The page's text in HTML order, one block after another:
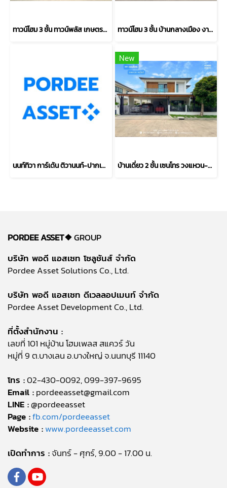
ทาวน์โฮม 3 ชั้น ทาวน์พลัส เกษตร-นวมินทร์ หลังริม (ขนาด 28 ตร.ว.) ถ.คลองลำเจียก แขวงนวลจันทร์ เขตบึงกุ่ม กรุงเทพมหานคร : Towmplus Keset-Nawamin ทาวน์โฮม 3 ชั้น บ้านกลางเมือง งามวงศ์วาน (ขนาด 18 ตร.ว.) งามวงศ์วาน 47 แยก 6 (ซ.ชินเขต 2/6) ใกล้การไฟฟ้าส่วนภูมิภาค(สำนักงานใหญ่) หลักสี่ กทม. : Baan Klang Muang Ngamwongwan
นนท์ทิวา การ์เด้น ติวานนท์-ปากเกร็ด37 ตรงข้าม รร.พระหฤทัยนนทบุรี ใกล้แยกสวนสมเด็จฯ ศรีสมาน : Nontiwa Garden
New
บ้านเดี่ยว 2 ชั้น เซนโทร วงแหวน-จตุโชติ (ขนาด 59 ตร.ว.) เดินทางง่าย ใกล้ทางด่วนนิดเดียว สามวาตะวันตก คลองสามวา กทม. : Centro Wongwaen-Chatuchot
PORDEE ASSET❖GROUP
บริษัท พอดี แอสเซท โซลูชันส์ จำกัด
Pordee Asset Solutions Co., Ltd.
บริษัท พอดี แอสเซท ดีเวลลอปเมนท์ จำกัด
Pordee Asset Development Co., Ltd.
ที่ตั้งสำนักงาน :
เลขที่ 101 หมู่บ้าน โฮมเพลส สแควร์ วัน
หมู่ที่ 9 ต.บางเลน อ.บางใหญ่ จ.นนทบุรี 11140
โทร :02-430-0092, 099-397-9695
Email :pordeeasset@gmail.com
LINE :@pordeeasset
Page :fb.com/pordeeasset
Website :www.pordeeasset.com
เปิดทำการ :จันทร์ - ศุกร์, 9.00 - 17.00 น.